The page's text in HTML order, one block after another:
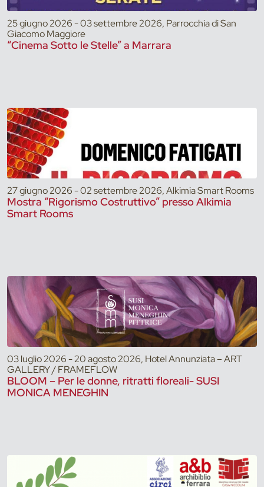
25 giugno 2026 - 03 settembre 2026, Parrocchia di San
Giacomo Maggiore
“Cinema Sotto le Stelle” a Marrara
27 giugno 2026 - 02 settembre 2026, Alkimia Smart Rooms
Mostra “Rigorismo Costruttivo” presso Alkimia
Smart Rooms
03 luglio 2026 - 20 agosto 2026, Hotel Annunziata – ART
GALLERY / FRAMEFLOW
BLOOM – Per le donne, ritratti floreali- SUSI
MONICA MENEGHIN